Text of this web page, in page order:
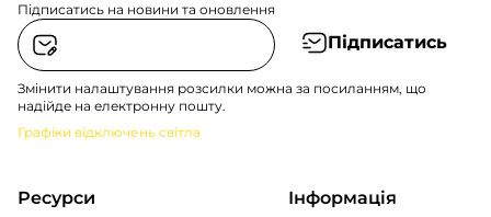
Підписатись на новини та оновлення
Підписатись
Змінити налаштування розсилки можна за посиланням, що
надійде на електронну пошту.
Графіки відключень світла
Ресурси Інформація